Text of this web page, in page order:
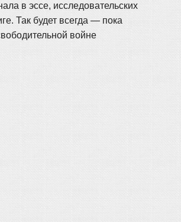
в эссе, исследовательских
Так будет всегда — пока
войне